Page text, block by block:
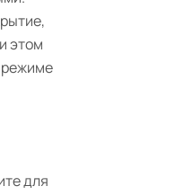
этом
режиме
для